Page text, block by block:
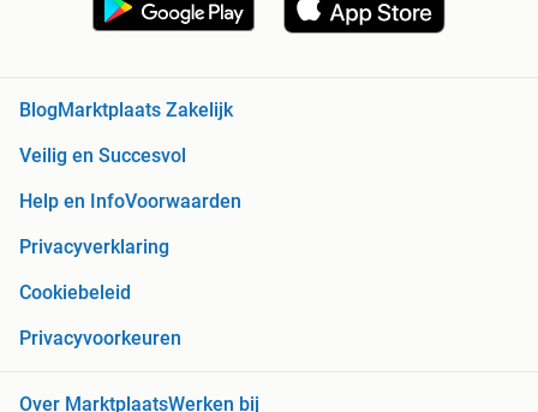
BlogMarktplaats Zakelijk
Veilig en Succesvol
Help en InfoVoorwaarden
Privacyverklaring
Cookiebeleid
Privacyvoorkeuren
Over MarktplaatsWerken bij